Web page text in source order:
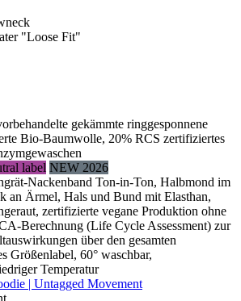
"Loose Fit"
gekämmte ringgesponnene
Bio-Baumwolle, 20% RCS zertifiziertes
label NEW 2026
Nackenband Ton-in-Ton, Halbmond im
an Ärmel, Hals und Bund mit Elasthan,
zertifizierte vegane Produktion ohne
Berechnung (Life Cycle Assessment) zur
über den gesamten
Größenlabel, 60° waschbar,
Temperatur
| Untagged Movement